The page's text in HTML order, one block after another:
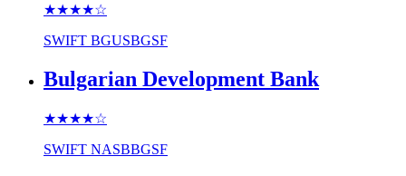
★★★★☆
SWIFT BGUSBGSF
Bulgarian Development Bank
★★★★☆
SWIFT NASBBGSF